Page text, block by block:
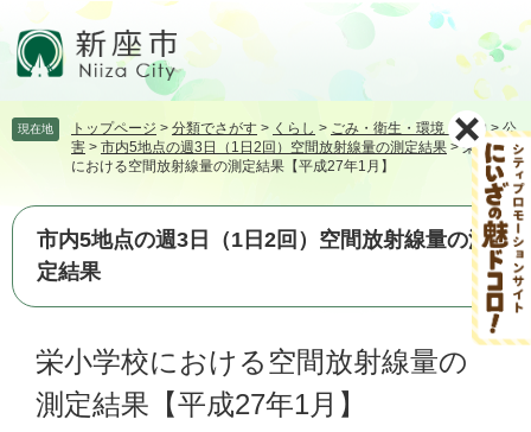
頭飛
て
へ
現在地 トップページ > 分類でさがす > くらし > ごみ・衛生・環境・動物 >公
害 > 市内5地点の週3日（1日2回）空間放射線量の測定結果 >栄小学校
における空間放射線量の測定結果【平成27年1月】
市内5地点の週3日（1日2回）空間放射線量の測
定結果
栄小学校における空間放射線量の
測定結果【平成27年1月】